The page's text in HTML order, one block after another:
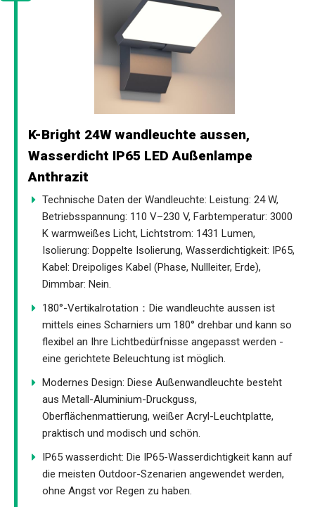
K-Bright 24W wandleuchte aussen,
Wasserdicht IP65 LED Außenlampe
Anthrazit
Technische Daten der Wandleuchte: Leistung: 24 W,
Betriebsspannung: 110 V–230 V, Farbtemperatur: 3000
K warmweißes Licht, Lichtstrom: 1431 Lumen,
Isolierung: Doppelte Isolierung, Wasserdichtigkeit: IP65,
Kabel: Dreipoliges Kabel (Phase, Nullleiter, Erde),
Dimmbar: Nein.
180°-Vertikalrotation：Die wandleuchte aussen ist
mittels eines Scharniers um 180° drehbar und kann so
flexibel an Ihre Lichtbedürfnisse angepasst werden -
eine gerichtete Beleuchtung ist möglich.
Modernes Design: Diese Außenwandleuchte besteht
aus Metall-Aluminium-Druckguss,
Oberflächenmattierung, weißer Acryl-Leuchtplatte,
praktisch und modisch und schön.
IP65 wasserdicht: Die IP65-Wasserdichtigkeit kann auf
die meisten Outdoor-Szenarien angewendet werden,
ohne Angst vor Regen zu haben.